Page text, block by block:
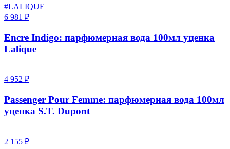
#LALIQUE
6 981 ₽
Encre Indigo: парфюмерная вода 100мл уценка
Lalique
4 952 ₽
Passenger Pour Femme: парфюмерная вода 100мл
уценка S.T. Dupont
2 155 ₽